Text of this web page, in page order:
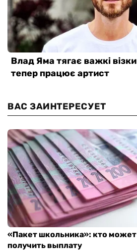
ВАС ЗАИНТЕРЕСУЕТ
«Пакет школьника»: кто может
получить выплату